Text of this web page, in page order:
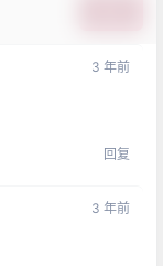
3 年前
回复
3 年前